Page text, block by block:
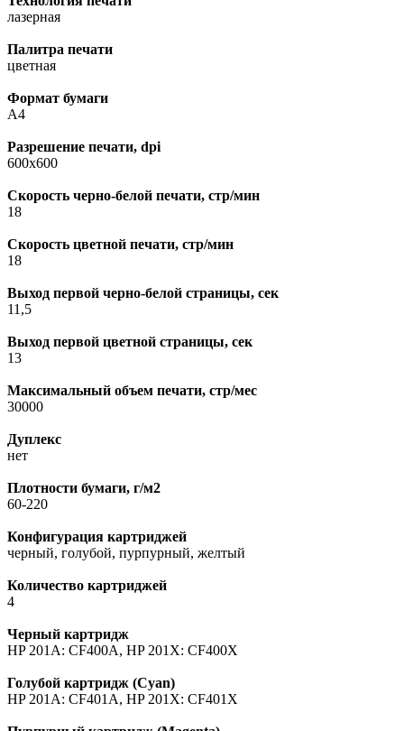
лазерная
Палитра печати
цветная
Формат бумаги
А4
Разрешение печати, dpi
600х600
Скорость черно-белой печати, стр/мин
18
Скорость цветной печати, стр/мин
18
Выход первой черно-белой страницы, сек
11,5
Выход первой цветной страницы, сек
13
Максимальный объем печати, стр/мес
30000
Дуплекс
нет
Плотности бумаги, г/м2
60-220
Конфигурация картриджей
черный, голубой, пурпурный, желтый
Количество картриджей
4
Черный картридж
HP 201A: CF400A, HP 201X: CF400X
Голубой картридж (Cyan)
HP 201A: CF401A, HP 201X: CF401X